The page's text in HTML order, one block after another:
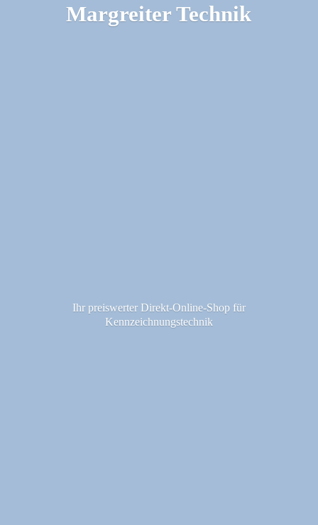
Margreiter Technik
Ihr preiswerter Direkt-Online-Shop für
Kennzeichnungstechnik